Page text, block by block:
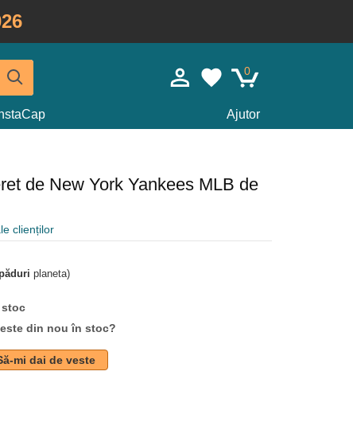
0
Ajutor
de New York Yankees MLB de
clienților
planeta)
stoc
din nou în stoc?
mi dai de veste